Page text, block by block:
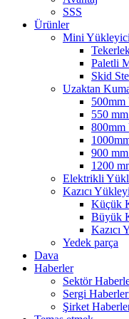
SSS
Ürünler
Mini Yükleyici
Paletli
Skid
Uzaktan
500mm
550
800mm
900
1200
Elektrikli
Kazıcı
Küçük
Büyük
Kazıcı
Yedek parça
Dava
Haberler
Sektör
Sergi
Şirket